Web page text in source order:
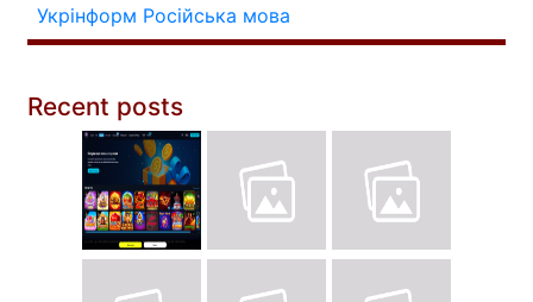
Укрінформ Російська мова
Recent posts